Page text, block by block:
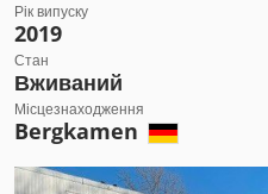
Рік випуску
2019
Стан
Вживаний
Місцезнаходження
Bergkamen